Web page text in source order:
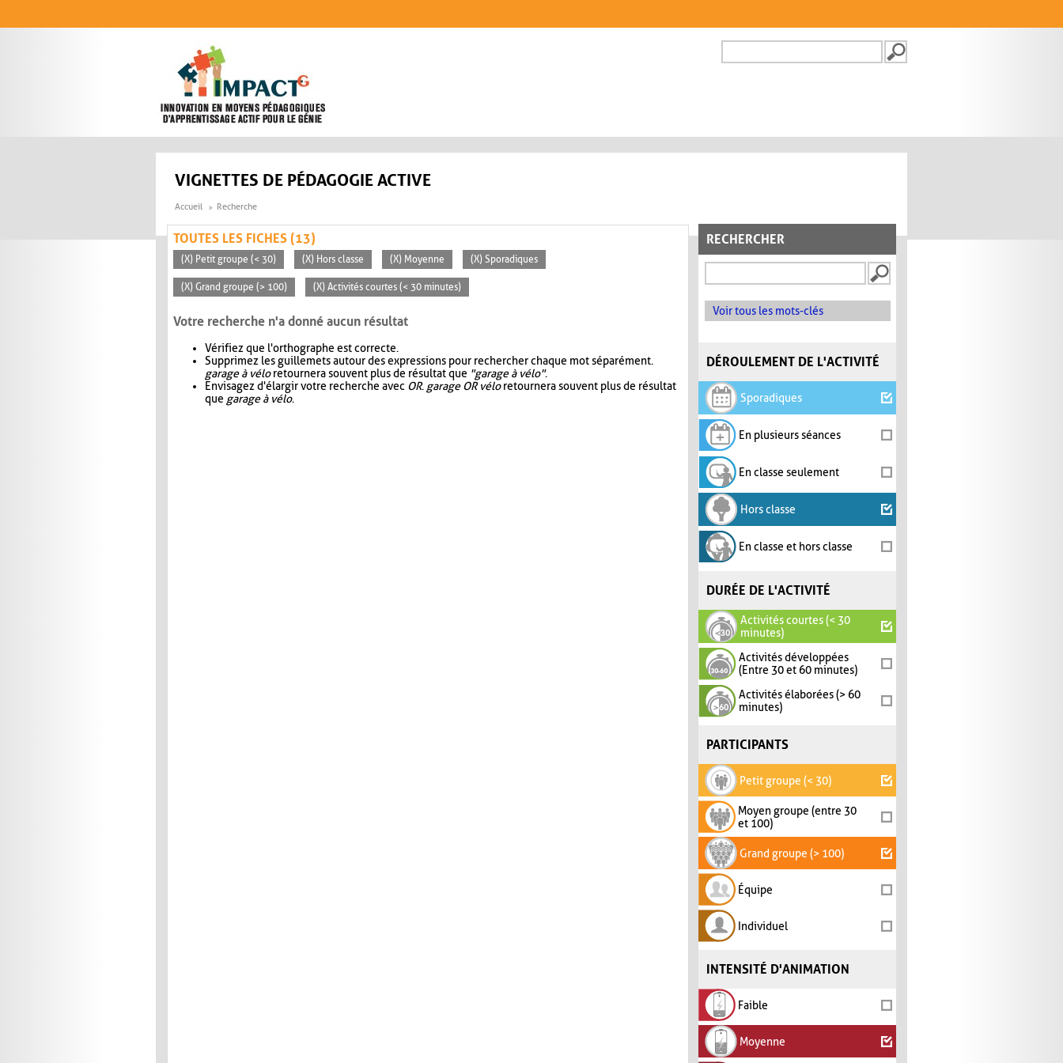
FORMULAIRE DE
VIGNETTES DE PÉDAGOGIE ACTIVE
Accueil Recherche
RECHERCHER
Voir tous les mots-clés
DÉROULEMENT DE L'ACTIVITÉ
Sporadiques
En plusieurs séances
En classe seulement
Hors classe
En classe et hors classe
DURÉE DE L'ACTIVITÉ
Activités courtes (< 30
minutes)
Activités développées
(Entre 30 et 60 minutes)
Activités élaborées (> 60
minutes)
PARTICIPANTS
Petit groupe (< 30)
Moyen groupe (entre 30
et 100)
Grand groupe (> 100)
Équipe
Individuel
INTENSITÉ D'ANIMATION
Faible
Moyenne
TOUTES LES FICHES (13)
(X) Petit groupe (< 30) (X) Hors classe (X) Moyenne (X) Sporadiques
(X) Grand groupe (> 100) (X) Activités courtes (< 30 minutes)
Votre recherche n'a donné aucun résultat
Vérifiez que l'orthographe est correcte.
Supprimez les guillemets autour des expressions pour rechercher chaque mot séparément.
garage à véloretournera souvent plus de résultat que "garage à vélo".
Envisagez d'élargir votre recherche avec OR. garage OR véloretournera souvent plus de résultat
que garage à vélo.